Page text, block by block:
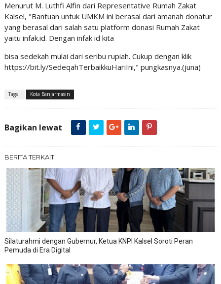
Menurut M. Luthfi Alfin dari Representative Rumah Zakat
Kalsel, "Bantuan untuk UMKM ini berasal dari amanah donatur
yang berasal dari salah satu platform donasi Rumah Zakat
yaitu infak.id. Dengan infak id kita
bisa sedekah mulai dari seribu rupiah. Cukup dengan klik
https://bit.ly/SedeqahTerbaikkuHariIni," pungkasnya.(juna)
Tags : Kota Banjarmasin
Bagikan lewat
BERITA TERKAIT
Silaturahmi dengan Gubernur, Ketua KNPI Kalsel Soroti Peran
Pemuda di Era Digital